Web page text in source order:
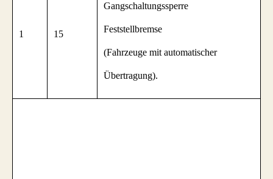
1 15
Gangschaltungssperre
Feststellbremse
(Fahrzeuge mit automatischer
Übertragung).